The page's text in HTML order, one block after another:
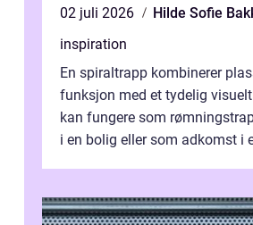
02 juli 2026
Hilde Sofie
inspiration
En spiraltrapp kombinerer
funksjon med et tydelig
kan fungere som
i en bolig eller som adkomst i